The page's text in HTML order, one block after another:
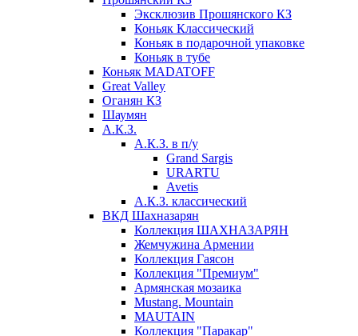
Эксклюзив Прошянского КЗ
Коньяк Классический
Коньяк в подарочной упаковке
Коньяк в тубе
Коньяк MADATOFF
Great Valley
Оганян КЗ
Шаумян
А.К.З.
А.К.З. в п/у
Grand Sargis
URARTU
Avetis
А.К.З. классический
ВКД Шахназарян
Коллекция ШАХНАЗАРЯН
Жемчужина Армении
Коллекция Гаясон
Коллекция "Премиум"
Армянская мозаика
Mustang. Mountain
MAUTAIN
Коллекция "Паракар"